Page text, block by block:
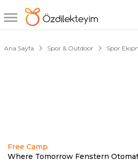
Ana Sayfa Spor & Outdoor Spor
Free Camp
Where Tomorrow Fenstern
1/4